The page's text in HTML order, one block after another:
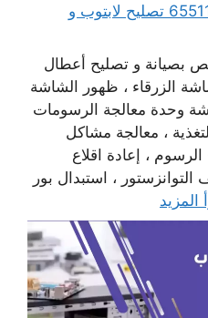
مهندس كمبيوتر الزور 65511033 تصليح لابتوب و
بصيانة و تصليح أعطال
الزرقاء ، ظهور الشاشة
وحدة معالجة الرسومات
، معالجة مشاكل
الرسوم ، إعادة اقلاع
، استبدال بور
المزيد